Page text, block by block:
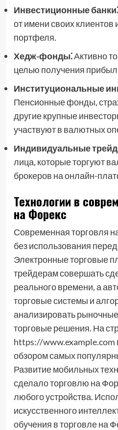
Инвестиционные банки⁚
от имени своих клиентов
портфеля.
Хедж-фонды⁚Активно
целью получения
Институциональные
Пенсионные фонды,
другие крупные
участвуют в валютных
Индивидуальные
лица, которые торгуют
брокеров на онлайн-
Технологии в
на Форекс
Современная торговля
без использования
Электронные торговые
трейдерам совершать
реального времени, а
торговые системы и
анализировать
торговые решения. На
https://www.example.com
обзором самых
Развитие мобильных
сделало торговлю на
любого устройства.
искусственного
обучения в торговле на